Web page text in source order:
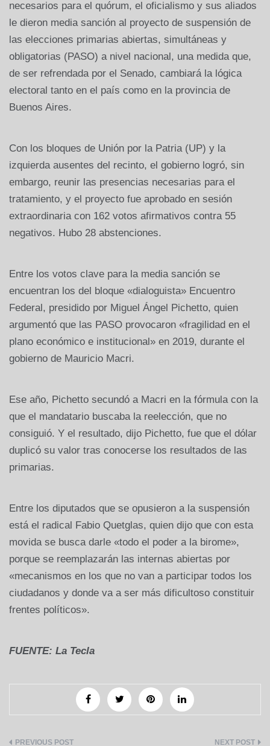
necesarios para el quórum, el oficialismo y sus aliados
le dieron media sanción al proyecto de suspensión de
las elecciones primarias abiertas, simultáneas y
obligatorias (PASO) a nivel nacional, una medida que,
de ser refrendada por el Senado, cambiará la lógica
electoral tanto en el país como en la provincia de
Buenos Aires.
Con los bloques de Unión por la Patria (UP) y la
izquierda ausentes del recinto, el gobierno logró, sin
embargo, reunir las presencias necesarias para el
tratamiento, y el proyecto fue aprobado en sesión
extraordinaria con 162 votos afirmativos contra 55
negativos. Hubo 28 abstenciones.
Entre los votos clave para la media sanción se
encuentran los del bloque «dialoguista» Encuentro
Federal, presidido por Miguel Ángel Pichetto, quien
argumentó que las PASO provocaron «fragilidad en el
plano económico e institucional» en 2019, durante el
gobierno de Mauricio Macri.
Ese año, Pichetto secundó a Macri en la fórmula con la
que el mandatario buscaba la reelección, que no
consiguió. Y el resultado, dijo Pichetto, fue que el dólar
duplicó su valor tras conocerse los resultados de las
primarias.
Entre los diputados que se opusieron a la suspensión
está el radical Fabio Quetglas, quien dijo que con esta
movida se busca darle «todo el poder a la birome»,
porque se reemplazarán las internas abiertas por
«mecanismos en los que no van a participar todos los
ciudadanos y donde va a ser más dificultoso constituir
frentes políticos».
FUENTE: La Tecla